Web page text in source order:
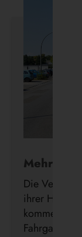
Mehr
Die
ihrer
kommenden